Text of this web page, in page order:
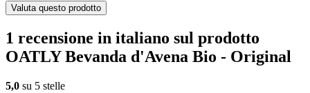
Valuta questo prodotto
1 recensione in italiano sul prodotto
OATLY Bevanda d'Avena Bio - Original
5,0 su 5 stelle